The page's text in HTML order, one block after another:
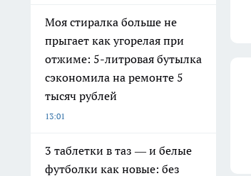
Моя стиралка больше не
прыгает как угорелая при
отжиме: 5-литровая бутылка
сэкономила на ремонте 5
тысяч рублей
13:01
3 таблетки в таз — и белые
футболки как новые: без